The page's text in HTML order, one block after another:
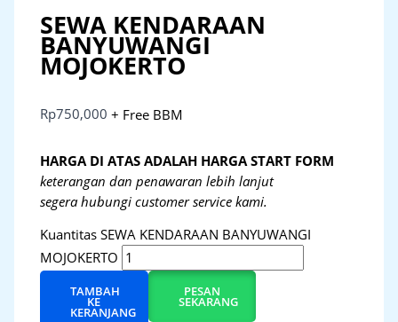
SEWA KENDARAAN
BANYUWANGI
MOJOKERTO
Rp750,000 + Free BBM
HARGA DI ATAS ADALAH HARGA START FORM
keterangan dan penawaran lebih lanjut
segera hubungi customer service kami.
Kuantitas SEWA KENDARAAN BANYUWANGI
MOJOKERTO
TAMBAH
KE
KERANJANG
PESAN
SEKARANG